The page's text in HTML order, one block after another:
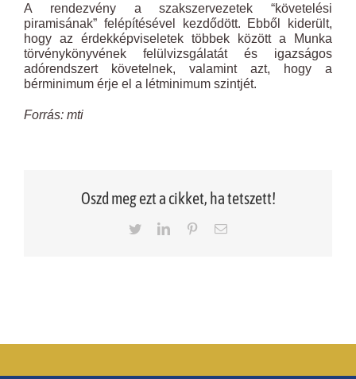
A rendezvény a szakszervezetek “követelési
piramisának” felépítésével kezdődött. Ebből kiderült,
hogy az érdekképviseletek többek között a Munka
törvénykönyvének felülvizsgálatát és igazságos
adórendszert követelnek, valamint azt, hogy a
bérminimum érje el a létminimum szintjét.
Forrás: mti
Oszd meg ezt a cikket, ha tetszett!
TwitterLinkedInPinterestEmail